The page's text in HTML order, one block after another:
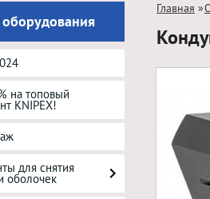
оборудования
на топовый
KNIPEX!
для снятия
оболочек
Главная »